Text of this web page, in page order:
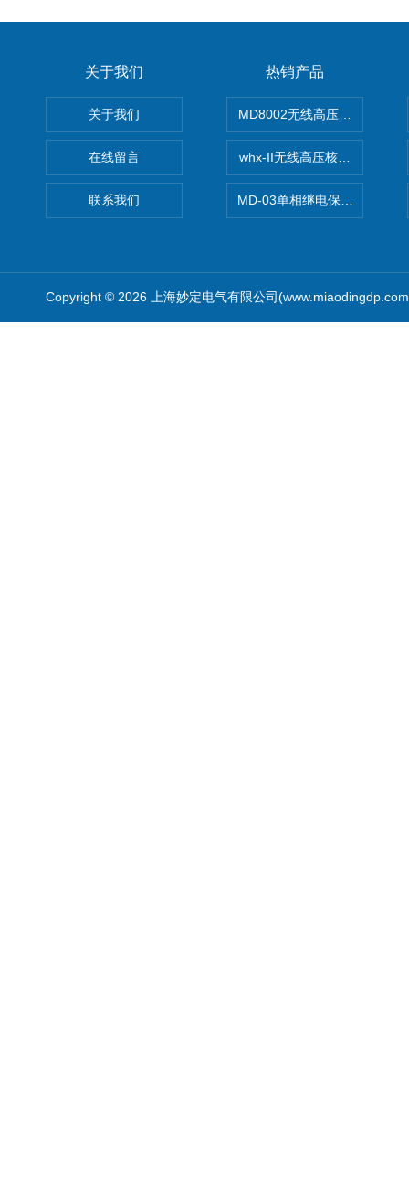
关于我们
关于我们
在线留言
联系我们
热销产品
MD8002无线高压核相仪
whx-II无线高压核相仪
MD-03单相继电保护测试仪价
Copyright © 2026 上海妙定电气有限公司